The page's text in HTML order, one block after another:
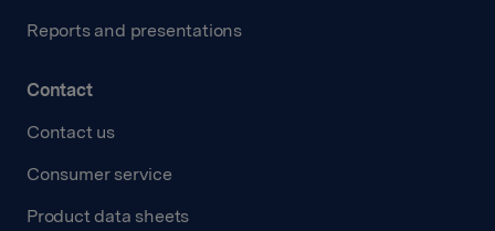
Reports and presentations
Contact
Contact us
Consumer service
Product data sheets